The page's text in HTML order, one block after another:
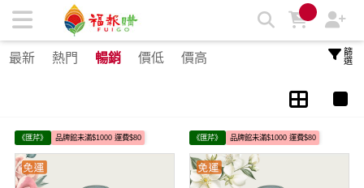
匯芹 天然精油 | 福報購蔬食購物商城
最新 熱門 暢銷 價低 價高 篩選
《匯芹》 品牌館未滿$1000 運費$80 《匯芹》 品牌館未滿$1000 運費$80